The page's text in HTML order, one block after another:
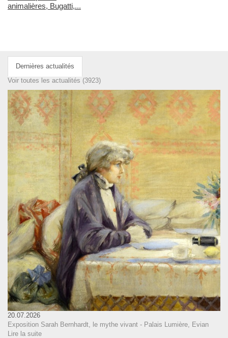
animalières, Bugatti,...
Dernières actualités
Voir toutes les actualités (3923)
20.07.2026
Exposition Sarah Bernhardt, le mythe vivant - Palais Lumière, Evian
Lire la suite